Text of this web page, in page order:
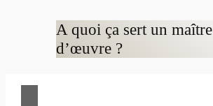
A quoi ça sert un maître
d’œuvre ?